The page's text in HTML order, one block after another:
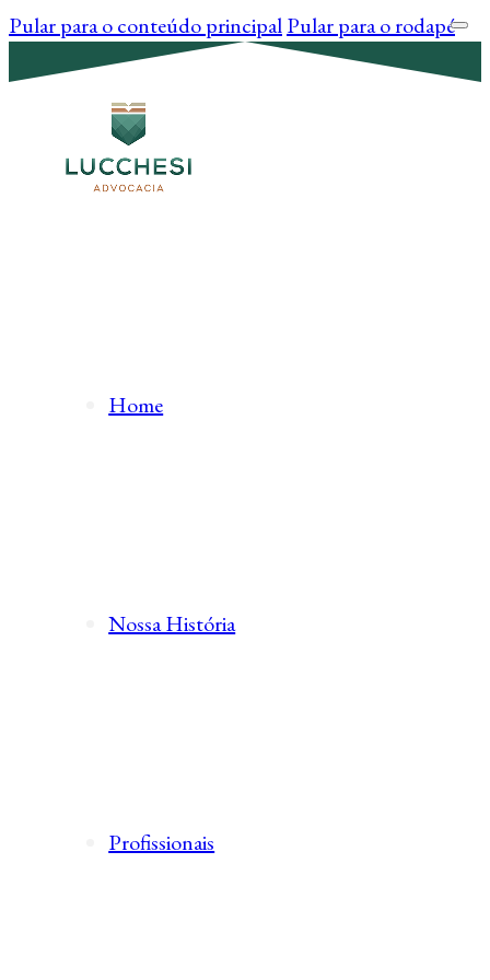
Pular para o conteúdo principalPular para o rodapé
Home
Nossa História
Profissionais